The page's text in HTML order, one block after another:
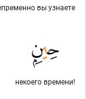
вы узнаете
некоего времени!